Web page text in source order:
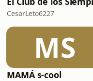
CesarLeto6227
MS
MAMÁ s-cool